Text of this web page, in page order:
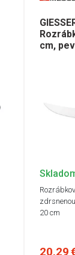
cm,
20 cm
20,29